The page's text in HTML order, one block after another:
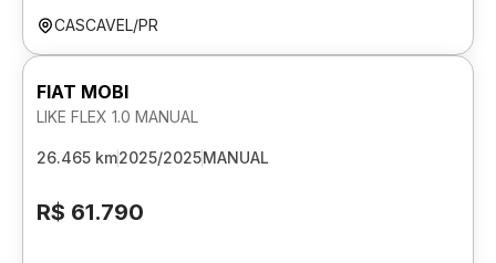
CASCAVEL/PR
FIAT MOBI
LIKE FLEX 1.0 MANUAL
26.465 km2025/2025MANUAL
R$ 61.790